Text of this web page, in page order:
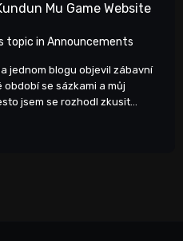
Mu Game Website
topic in Announcements
jednom blogu objevil zábavní
období se sázkami a můj
jsem se rozhodl zkusit...